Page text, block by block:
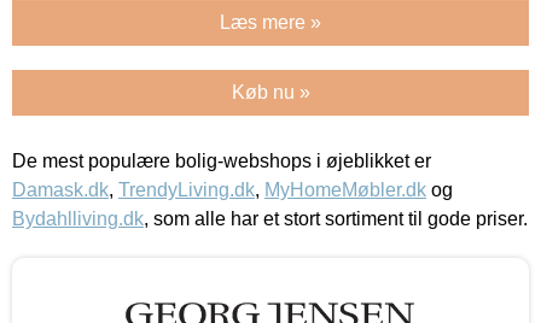
Læs mere »
Køb nu »
De mest populære bolig-webshops i øjeblikket er
Damask.dk, TrendyLiving.dk, MyHomeMøbler.dk og
Bydahlliving.dk, som alle har et stort sortiment til gode priser.